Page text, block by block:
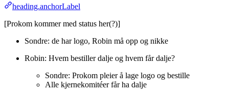
heading.anchorLabel
[Prokom kommer med status her(?)]
Sondre: de har logo, Robin må opp og nikke
Robin: Hvem bestiller dalje og hvem får dalje?
Sondre: Prokom pleier å lage logo og bestille
Alle kjernekomitéer får ha dalje